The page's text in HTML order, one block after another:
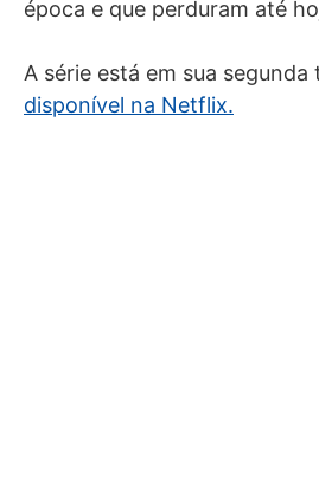
época e que perduram até
A série está em sua
disponível na Netflix.